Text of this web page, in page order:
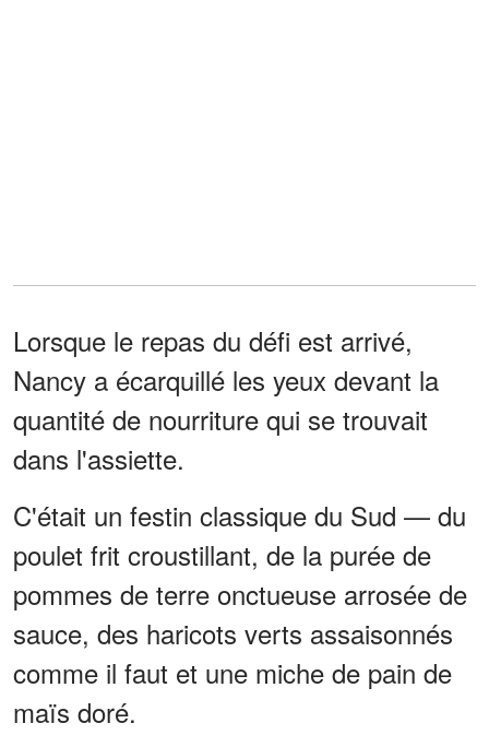
Lorsque le repas du défi est arrivé,
Nancy a écarquillé les yeux devant la
quantité de nourriture qui se trouvait
dans l'assiette.
C'était un festin classique du Sud — du
poulet frit croustillant, de la purée de
pommes de terre onctueuse arrosée de
sauce, des haricots verts assaisonnés
comme il faut et une miche de pain de
maïs doré.